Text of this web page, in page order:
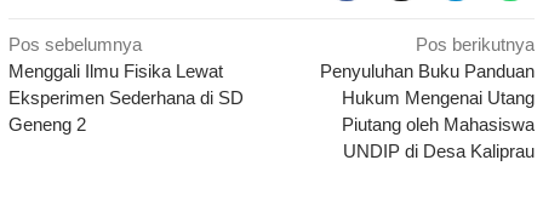
Navigasi
pos
Pos sebelumnya
Menggali Ilmu Fisika Lewat
Eksperimen Sederhana di SD
Geneng 2
Pos berikutnya
Penyuluhan Buku Panduan
Hukum Mengenai Utang
Piutang oleh Mahasiswa
UNDIP di Desa Kaliprau